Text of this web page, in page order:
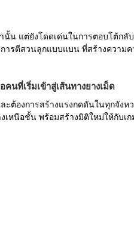
านั้น แต่ยังโดดเด่นในการตอบโต้ก
ารตีสวนลูกแบบแบน ที่สร้างความ
นที่เริ่มเข้าสู่เส้นทางยางเม็ด
ะต้องการสร้างแรงกดดันในทุกจังห
เหนือชั้น พร้อมสร้างมิติใหม่ให้กับเ